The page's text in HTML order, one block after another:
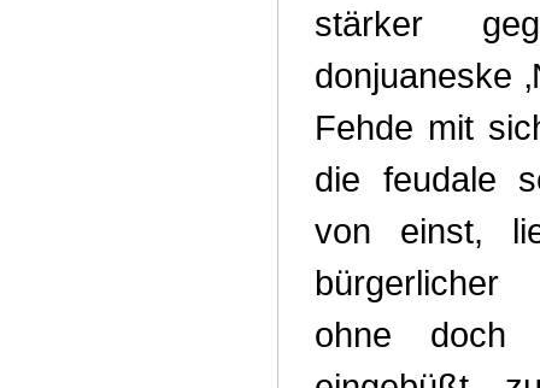
stärker
donjuaneske
Fehde mit
die feudale
von einst,
bürgerlicher
ohne doch